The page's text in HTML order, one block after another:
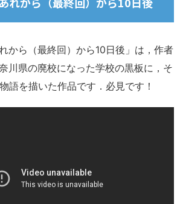
から（最終回）から10日後」は，作者
川県の廃校になった学校の黒板に，そ
語を描いた作品です．必見です！